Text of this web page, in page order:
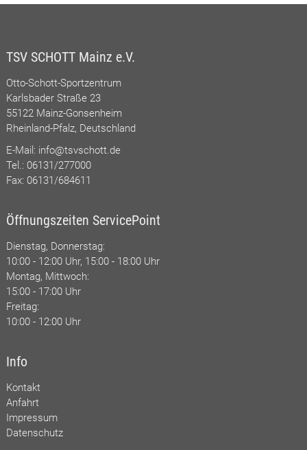
TSV SCHOTT Mainz e.V.
Otto-Schott-Sportzentrum
Karlsbader Straße 23
55122 Mainz-Gonsenheim
Rheinland-Pfalz, Deutschland
E-Mail: info@tsvschott.de
Tel.: 06131/277000
Fax: 06131/684611
Öffnungszeiten ServicePoint
Dienstag, Donnerstag:
10:00 - 12:00 Uhr, 15:00 - 18:00 Uhr
Montag, Mittwoch:
15:00 - 17:00 Uhr
Freitag:
10:00 - 12:00 Uhr
Info
Kontakt
Anfahrt
Impressum
Datenschutz